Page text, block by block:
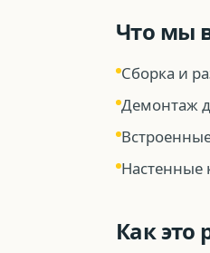
Что мы
Сборка и
Демонтаж
Настенные
Как это